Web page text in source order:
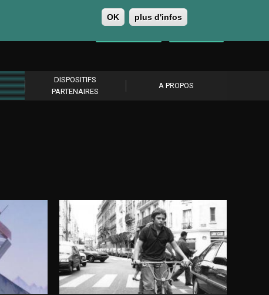
OK plus d'infos
DISPOSITIFS
PARTENAIRES
A PROPOS